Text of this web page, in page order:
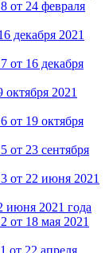
от 24 февраля
декабря 2021
от 16 декабря
2021
от 19 октября
от 23 сентября
от 22 июня 2021
июня 2021 года
от 18 мая 2021
от 22 апреля